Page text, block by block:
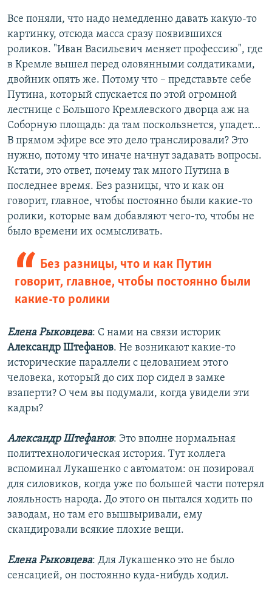
Все поняли, что надо немедленно давать какую-то
картинку, отсюда масса сразу появившихся
роликов. "Иван Васильевич меняет профессию", где
в Кремле вышел перед оловянными солдатиками,
двойник опять же. Потому что – представьте себе
Путина, который спускается по этой огромной
лестнице с Большого Кремлевского дворца аж на
Соборную площадь: да там поскользнется, упадет…
В прямом эфире все это дело транслировали? Это
нужно, потому что иначе начнут задавать вопросы.
Кстати, это ответ, почему так много Путина в
последнее время. Без разницы, что и как он
говорит, главное, чтобы постоянно были какие-то
ролики, которые вам добавляют чего-то, чтобы не
было времени их осмысливать.
Без разницы, что и как Путин
говорит, главное, чтобы постоянно были
какие-то ролики
Елена Рыковцева: С нами на связи историк
Александр Штефанов. Не возникают какие-то
исторические параллели с целованием этого
человека, который до сих пор сидел в замке
взаперти? О чем вы подумали, когда увидели эти
кадры?
Александр Штефанов: Это вполне нормальная
политтехнологическая история. Тут коллега
вспоминал Лукашенко с автоматом: он позировал
для силовиков, когда уже по большей части потерял
лояльность народа. До этого он пытался ходить по
заводам, но там его вышвыривали, ему
скандировали всякие плохие вещи.
Елена Рыковцева: Для Лукашенко это не было
сенсацией, он постоянно куда-нибудь ходил.